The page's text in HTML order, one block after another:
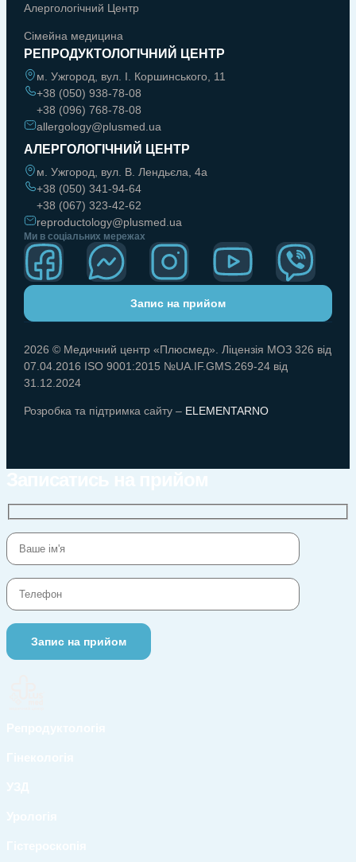
Алергологічний Центр
Сімейна медицина
РЕПРОДУКТОЛОГІЧНИЙ ЦЕНТР
м. Ужгород, вул. І. Коршинського, 11
+38 (050) 938-78-08
+38 (096) 768-78-08
allergology@plusmed.ua
АЛЕРГОЛОГІЧНИЙ ЦЕНТР
м. Ужгород, вул. В. Лендьєла, 4а
+38 (050) 341-94-64
+38 (067) 323-42-62
reproductology@plusmed.ua
Ми в соціальних мережах
Запис на прийом
2026 © Медичний центр «Плюсмед». Ліцензія МОЗ 326 від
07.04.2016 ISO 9001:2015 №UA.IF.GMS.269-24 від
31.12.2024
Розробка та підтримка сайту – ELEMENTARNO